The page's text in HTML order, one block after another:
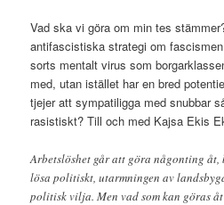
Vad ska vi göra om min tes
antifascistiska strategi om
sorts mentalt virus som
med, utan istället har en bred
tjejer att sympatiligga med snubbar
rasistiskt? Till och med Kajsa Ekis
Arbetslöshet går att göra någonting
lösa politiskt, utarmningen av
politisk vilja. Men vad som kan göras